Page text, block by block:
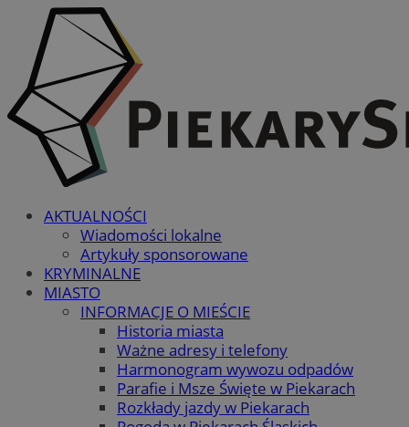
AKTUALNOŚCI
Wiadomości lokalne
Artykuły sponsorowane
KRYMINALNE
MIASTO
INFORMACJE O MIEŚCIE
Historia miasta
Ważne adresy i telefony
Harmonogram wywozu odpadów
Parafie i Msze Święte w Piekarach
Rozkłady jazdy w Piekarach